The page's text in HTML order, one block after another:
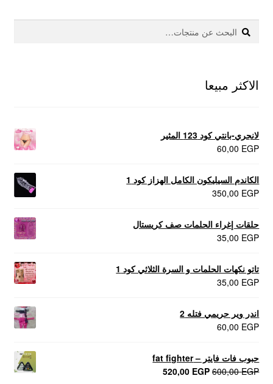
البحث
عن:
بحث
الاكثر مبيعا
لانجري-بانتي كود 123 المثير
60,00 EGP
الكاندم السيليكون الكامل الهزاز كود 1
350,00 EGP
حلقات إغراء الحلمات صف كريستال
35,00 EGP
تاتو نكهات الحلمات و السرة الثلاثي كود 1
35,00 EGP
اندر وير حريمي فتله 2
60,00 EGP
حبوب فات فايتر – fat fighter
600,00EGP
السعر520,00 EGP
السعر